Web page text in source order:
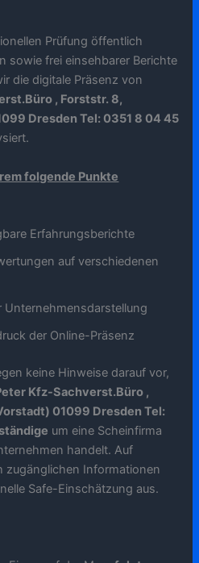
Prüfung öffentlich
sowie frei einsehbarer Berichte
die digitale Präsenz von
, Forststr. 8,
Dresden Tel: 0351 8 04 45
folgende Punkte
Erfahrungsberichte
auf verschiedenen
Unternehmensdarstellung
der Online-Präsenz
keine Hinweise darauf vor,
Kfz-Sachverst.Büro ,
01099 Dresden Tel:
um eine Scheinfirma
handelt. Auf
zugänglichen Informationen
Safe-Einschätzung aus.